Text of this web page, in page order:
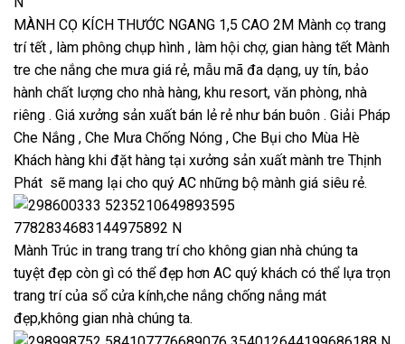
MÀNH CỌ KÍCH THƯỚC NGANG 1,5 CAO 2M Mành cọ trang
trí tết , làm phông chụp hình , làm hội chợ, gian hàng tết Mành
tre che nắng che mưa giá rẻ, mẫu mã đa dạng, uy tín, bảo
hành chất lượng cho nhà hàng, khu resort, văn phòng, nhà
riêng . Giá xưởng sản xuất bán lẻ rẻ như bán buôn . Giải Pháp
Che Nắng , Che Mưa Chống Nóng , Che Bụi cho Mùa Hè
Khách hàng khi đặt hàng tại xưởng sản xuất mành tre Thịnh
Phát sẽ mang lại cho quý AC những bộ mành giá siêu rẻ.
Mành Trúc in trang trang trí cho không gian nhà chúng ta
tuyệt đẹp còn gì có thể đẹp hơn AC quý khách có thể lựa trọn
trang trí của sổ cửa kính,che nắng chống nắng mát
đẹp,không gian nhà chúng ta.